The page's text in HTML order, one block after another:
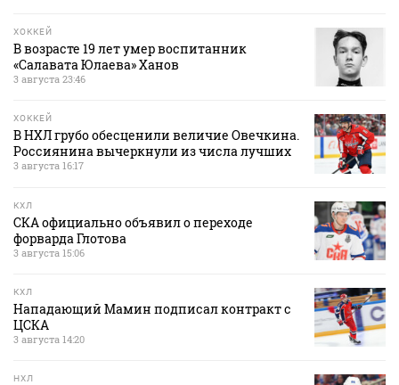
ХОККЕЙ
В возрасте 19 лет умер воспитанник
«Салавата Юлаева» Ханов
3 августа 23:46
ХОККЕЙ
В НХЛ грубо обесценили величие Овечкина.
Россиянина вычеркнули из числа лучших
3 августа 16:17
КХЛ
СКА официально объявил о переходе
форварда Глотова
3 августа 15:06
КХЛ
Нападающий Мамин подписал контракт с
ЦСКА
3 августа 14:20
НХЛ